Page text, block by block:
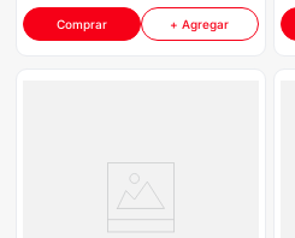
Comprar + Agregar